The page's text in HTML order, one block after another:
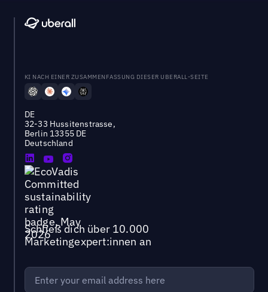
KI NACH EINER ZUSAMMENFASSUNG DIESER UBERALL-SEITE
DE
32-33 Hussitenstrasse,
Berlin 13355 DE
Deutschland
Schließ dich über 10.000
Marketingexpert:innen an